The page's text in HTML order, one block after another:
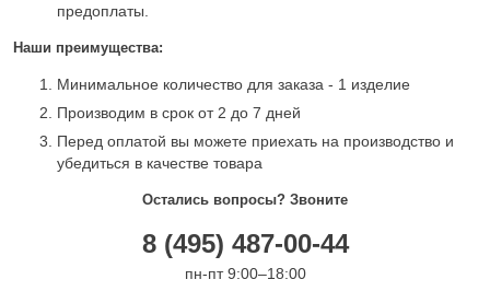
предоплаты.
Наши преимущества:
Минимальное количество для заказа - 1 изделие
Производим в срок от 2 до 7 дней
Перед оплатой вы можете приехать на производство и
убедиться в качестве товара
Остались вопросы? Звоните
8 (495) 487-00-44
пн-пт 9:00–18:00